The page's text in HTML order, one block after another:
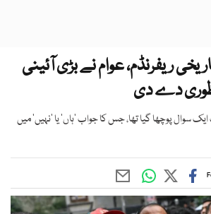
ریفرنڈم، عوام نے بڑی آئینی
دے دی
سوال پوچھا گیا تھا، جس کا جواب ’ہاں‘ یا ’نہیں‘ میں